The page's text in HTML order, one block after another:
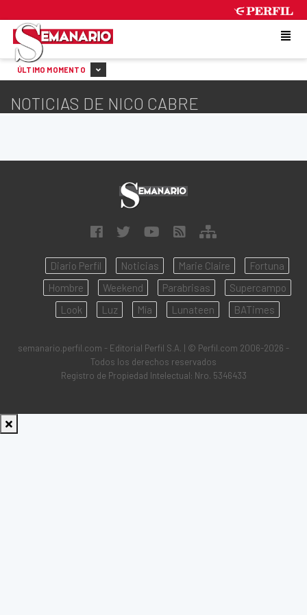
ÚLTIMO MOMENTO
NOTICIAS DE NICO CABRE
Diario Perfil Noticias Marie Claire
Fortuna
Hombre
Weekend Parabrisas
Supercampo
Look
Luz Mía Lunateen BATimes
semanario.perfil.com - Editorial Perfil S.A. | © Perfil.com 2006-2026 -
Todos los derechos reservados
Registro de Propiedad Intelectual: Nro. 5346433